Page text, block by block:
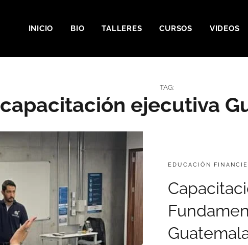
INICIO BIO TALLERES CURSOS VIDEOS
TAG:
capacitación ejecutiva
EDUCACIÓN